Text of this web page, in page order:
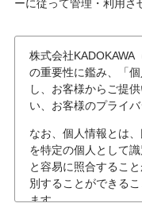
ーに従って管理・利用さ
株式会社KADOKAWA
の重要性に鑑み、「
し、お客様からご提
い、お客様のプライ
なお、個人情報とは
を特定の個人として
と容易に照合するこ
別することができる
ます。